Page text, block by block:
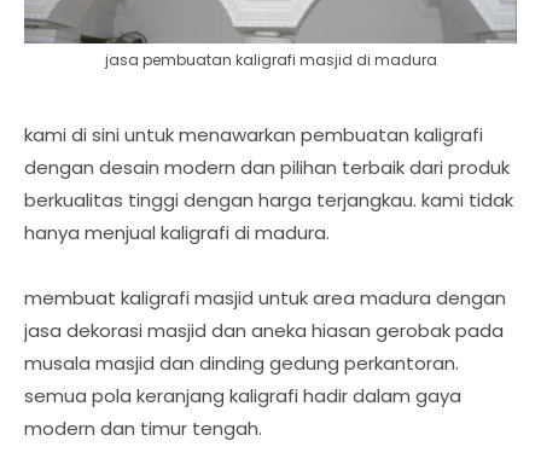
jasa pembuatan kaligrafi masjid di madura
kami di sini untuk menawarkan pembuatan kaligrafi
dengan desain modern dan pilihan terbaik dari produk
berkualitas tinggi dengan harga terjangkau. kami tidak
hanya menjual kaligrafi di madura.
membuat kaligrafi masjid untuk area madura dengan
jasa dekorasi masjid dan aneka hiasan gerobak pada
musala masjid dan dinding gedung perkantoran.
semua pola keranjang kaligrafi hadir dalam gaya
modern dan timur tengah.